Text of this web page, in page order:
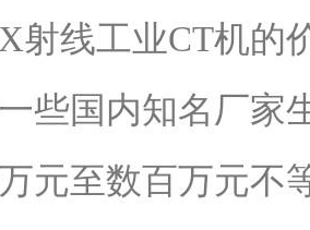
射线工业CT机的
些国内知名厂家
元至数百万元不